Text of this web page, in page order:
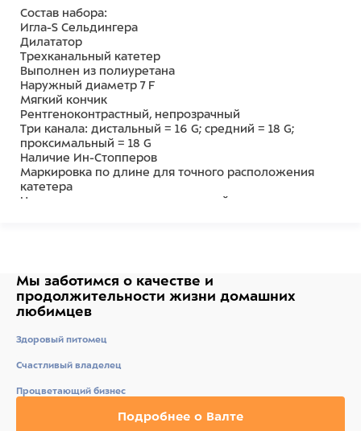
Состав набора:
Игла-S Сельдингера
Дилататор
Трехканальный катетер
Выполнен из полиуретана
Наружный диаметр 7 F
Мягкий кончик
Рентгеноконтрастный, непрозрачный
Три канала: дистальный = 16 G; средний = 18 G;
проксимальный = 18 G
Наличие Ин-Стопперов
Маркировка по длине для точного расположения
катетера
Цветовая кодировка соединителей
Мы заботимся о качестве и
продолжительности жизни домашних
любимцев
Здоровый питомец
Счастливый владелец
Процветающий бизнес
Подробнее о Валте